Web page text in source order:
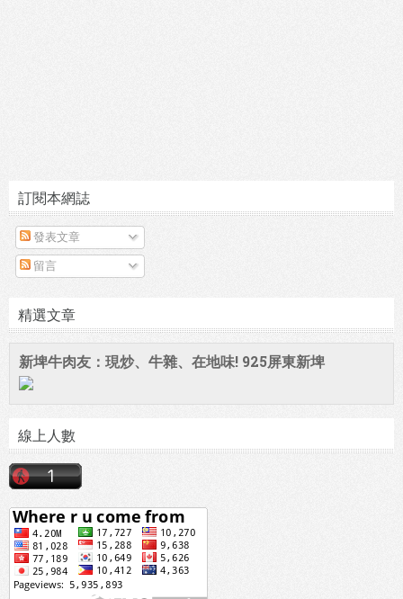
訂閱本網誌
發表文章
留言
精選文章
新埤牛肉友：現炒、牛雜、在地味! 925屏東新埤
線上人數